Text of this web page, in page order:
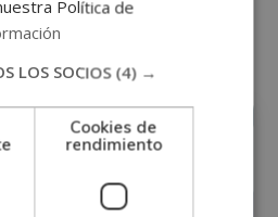
Política de
LOS SOCIOS (4) →
Cookies de
rendimiento